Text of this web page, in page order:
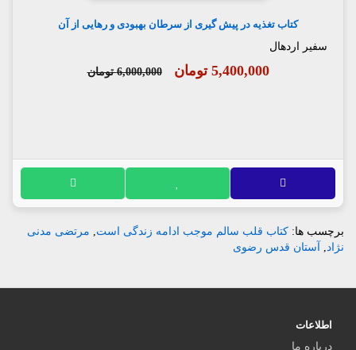
کتاب تغذیه در پیش گیری از سرطان بهبودی و رهایی از آن
سفیر اردهال
5,400,000 تومان 6,000,000 تومان
برچسب ها: کتاب قلب سالم موجب ادامه زندگی است, مرتضی مدنی
نژاد, آستان قدس رضوی
اطلاعات
درباره ما